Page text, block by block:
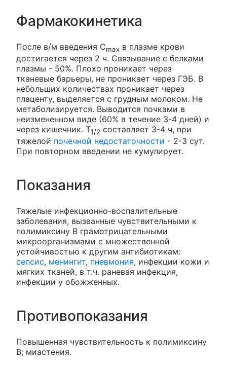
Фармакокинетика
После в/м введения Cmax в плазме крови
достигается через 2 ч. Связывание с белками
плазмы - 50%. Плохо проникает через
тканевые барьеры, не проникает через ГЭБ. В
небольших количествах проникает через
плаценту, выделяется с грудным молоком. Не
метаболизируется. Выводится почками в
неизмененном виде (60% в течение 3-4 дней) и
через кишечник. T1/2 составляет 3-4 ч, при
тяжелой почечной недостаточности - 2-3 сут.
При повторном введении не кумулирует.
Показания
Тяжелые инфекционно-воспалительные
заболевания, вызванные чувствительными к
полимиксину В грамотрицательными
микроорганизмами с множественной
устойчивостью к другим антибиотикам:
сепсис, менингит, пневмония, инфекции кожи и
мягких тканей, в т.ч. раневая инфекция,
инфекции у обожженных.
Противопоказания
Повышенная чувствительность к полимиксину
B; миастения.